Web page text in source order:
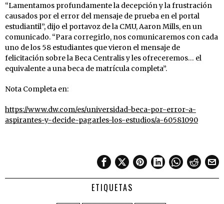
“Lamentamos profundamente la decepción y la frustración
causados por el error del mensaje de prueba en el portal
estudiantil”, dijo el portavoz de la CMU, Aaron Mills, en un
comunicado. “Para corregirlo, nos comunicaremos con cada
uno de los 58 estudiantes que vieron el mensaje de
felicitación sobre la Beca Centralis y les ofreceremos… el
equivalente a una beca de matrícula completa”.
Nota Completa en:
https://www.dw.com/es/universidad-beca-por-error-a-
aspirantes-y-decide-pagarles-los-estudios/a-60581090
ETIQUETAS